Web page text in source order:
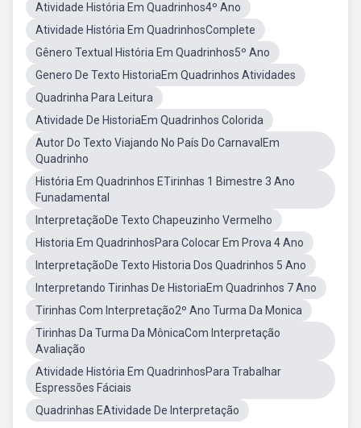
Atividade História Em Quadrinhos4º Ano
Atividade História Em QuadrinhosComplete
Gênero Textual História Em Quadrinhos5º Ano
Genero De Texto HistoriaEm Quadrinhos Atividades
Quadrinha Para Leitura
Atividade De HistoriaEm Quadrinhos Colorida
Autor Do Texto Viajando No País Do CarnavalEm
Quadrinho
História Em Quadrinhos ETirinhas 1 Bimestre 3 Ano
Funadamental
InterpretaçãoDe Texto Chapeuzinho Vermelho
Historia Em QuadrinhosPara Colocar Em Prova 4 Ano
InterpretaçãoDe Texto Historia Dos Quadrinhos 5 Ano
Interpretando Tirinhas De HistoriaEm Quadrinhos 7 Ano
Tirinhas Com Interpretação2º Ano Turma Da Monica
Tirinhas Da Turma Da MônicaCom Interpretação
Avaliação
Atividade História Em QuadrinhosPara Trabalhar
Espressões Fáciais
Quadrinhas EAtividade De Interpretação